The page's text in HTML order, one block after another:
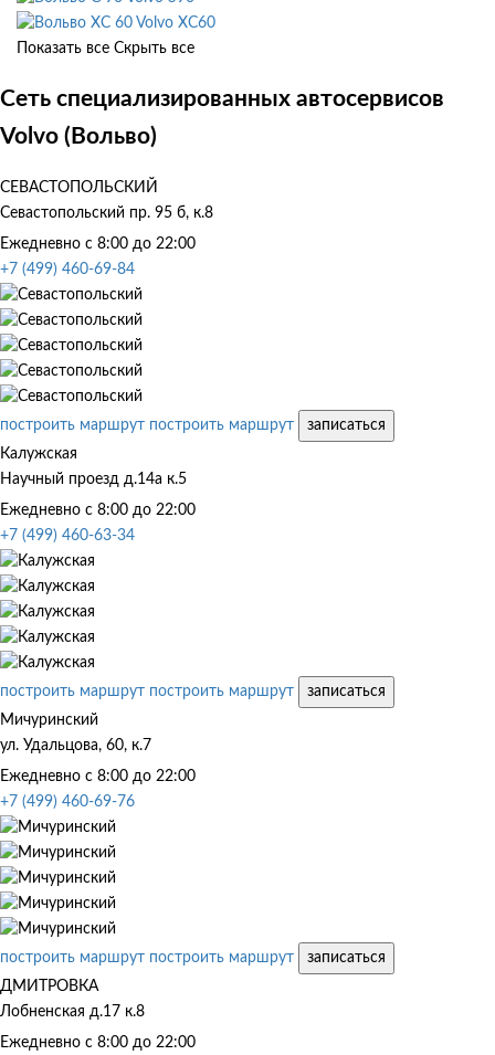
Volvo XC60
Показать все Скрыть все
Сеть специализированных автосервисов
Volvo (Вольво)
СЕВАСТОПОЛЬСКИЙ
Севастопольский пр. 95 б, к.8
Ежедневно с 8:00 до 22:00
+7 (499) 460-69-84
построить маршрут построить маршрут
записаться
Калужская
Научный проезд д.14а к.5
Ежедневно с 8:00 до 22:00
+7 (499) 460-63-34
построить маршрут построить маршрут
записаться
Мичуринский
ул. Удальцова, 60, к.7
Ежедневно с 8:00 до 22:00
+7 (499) 460-69-76
построить маршрут построить маршрут
записаться
ДМИТРОВКА
Лобненская д.17 к.8
Ежедневно с 8:00 до 22:00